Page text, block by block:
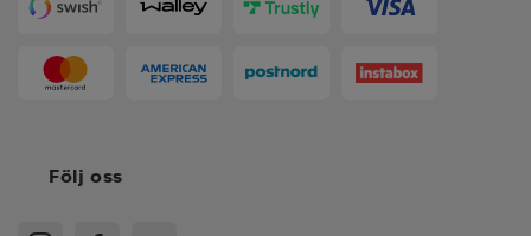
Följ oss